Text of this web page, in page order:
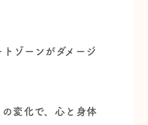
ゾーンがダメージ
変化で、心と身体